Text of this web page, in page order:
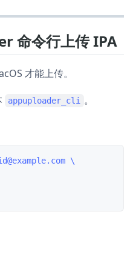
命令行上传 IPA
才能上传。
appuploader_cli
。
\